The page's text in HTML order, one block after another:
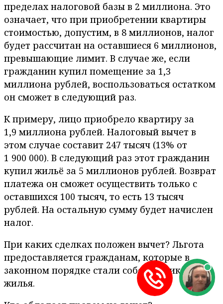
пределах налоговой базы в 2 миллиона. Это
означает, что при приобретении квартиры
стоимостью, допустим, в 8 миллионов, налог
будет рассчитан на оставшиеся 6 миллионов,
превышающие лимит. В случае же, если
гражданин купил помещение за 1,3
миллиона рублей, воспользоваться остатком
он сможет в следующий раз.
К примеру, лицо приобрело квартиру за
1,9 миллиона рублей. Налоговый вычет в
этом случае составит 247 тысяч (13% от
1 900 000). В следующий раз этот гражданин
купил жильё за 5 миллионов рублей. Возврат
платежа он сможет осуществить только с
оставшихся 100 тысяч, то есть 13 тысяч
рублей. На остальную сумму будет начислен
налог.
При каких сделках положен вычет? Льгота
предоставляется гражданам, которые в
законном порядке стали собственниками
жилья.